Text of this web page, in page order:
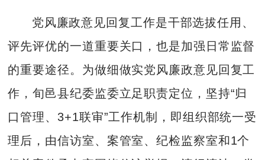
党风廉政意见回复工作是干部选拔任用、
评先评优的一道重要关口，也是加强日常监督
的重要途径。为做细做实党风廉政意见回复工
作，旬邑县纪委监委立足职责定位，坚持“归
口管理、3+1联审”工作机制，即组织部统一受
理后，由信访室、案管室、纪检监察室和1个